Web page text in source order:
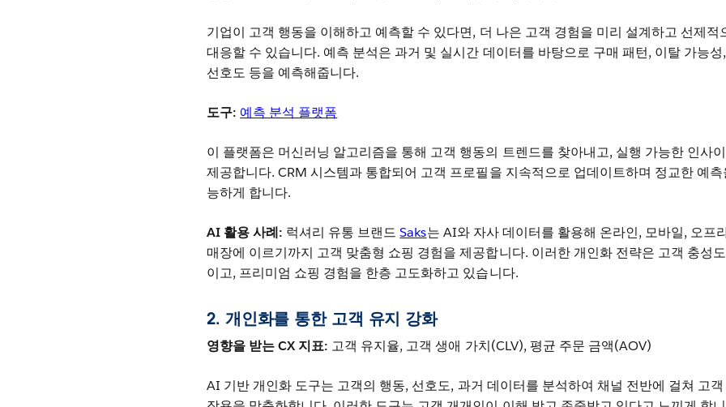
기업이 고객 행동을 이해하고 예측할 수 있다면, 더 나은 고객 경험을 미리 설계하고 선제적
대응할 수 있습니다. 예측 분석은 과거 및 실시간 데이터를 바탕으로 구매 패턴, 이탈 가능성
선호도 등을 예측해줍니다.
도구: 예측 분석 플랫폼
이 플랫폼은 머신러닝 알고리즘을 통해 고객 행동의 트렌드를 찾아내고, 실행 가능한 인사
제공합니다. CRM 시스템과 통합되어 고객 프로필을 지속적으로 업데이트하며 정교한 예측
능하게 합니다.
AI 활용 사례: 럭셔리 유통 브랜드Saks는 AI와 자사 데이터를 활용해 온라인, 모바일, 오프
매장에 이르기까지 고객 맞춤형 쇼핑 경험을 제공합니다. 이러한 개인화 전략은 고객 충성
이고, 프리미엄 쇼핑 경험을 한층 고도화하고 있습니다.
2. 개인화를 통한 고객 유지 강화
영향을 받는 CX 지표: 고객 유지율, 고객 생애 가치(CLV), 평균 주문 금액(AOV)
AI 기반 개인화 도구는 고객의 행동, 선호도, 과거 데이터를 분석하여 채널 전반에 걸쳐 고객